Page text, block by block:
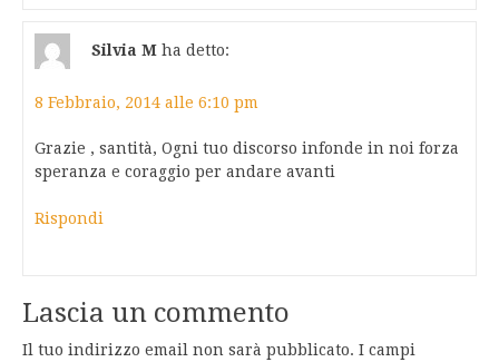
Silvia M ha detto:
8 Febbraio, 2014 alle 6:10 pm
Grazie , santità, Ogni tuo discorso infonde in noi forza
speranza e coraggio per andare avanti
Rispondi
Lascia un commento
Il tuo indirizzo email non sarà pubblicato. I campi